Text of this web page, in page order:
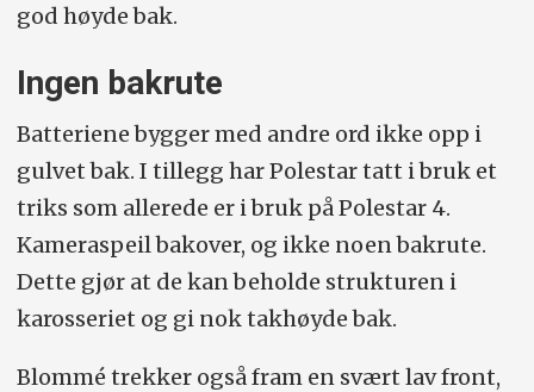
god høyde bak.
Ingen bakrute
Batteriene bygger med andre ord ikke opp i
gulvet bak. I tillegg har Polestar tatt i bruk et
triks som allerede er i bruk på Polestar 4.
Kameraspeil bakover, og ikke noen bakrute.
Dette gjør at de kan beholde strukturen i
karosseriet og gi nok takhøyde bak.
Blommé trekker også fram en svært lav front,